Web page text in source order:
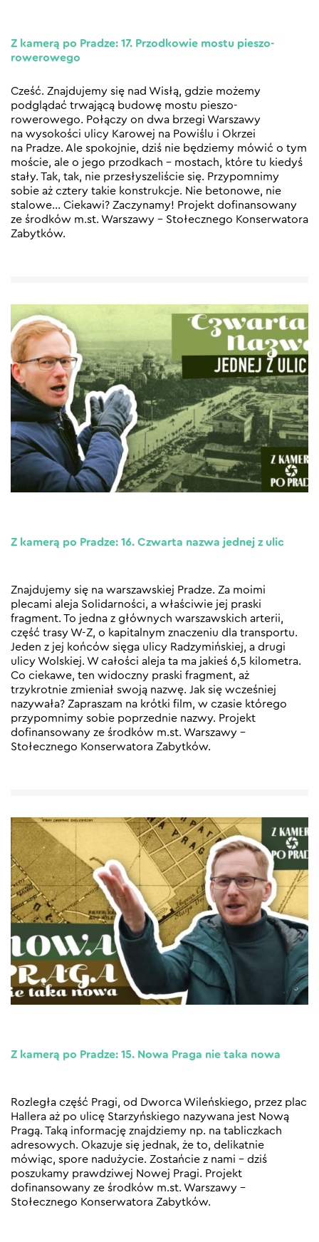
Z kamerą po Pradze: 17. Przodkowie mostu pieszo-
rowerowego
Cześć. Znajdujemy się nad Wisłą, gdzie możemy
podglądać trwającą budowę mostu pieszo-
rowerowego. Połączy on dwa brzegi Warszawy
na wysokości ulicy Karowej na Powiślu i Okrzei
na Pradze. Ale spokojnie, dziś nie będziemy mówić o tym
moście, ale o jego przodkach – mostach, które tu kiedyś
stały. Tak, tak, nie przesłyszeliście się. Przypomnimy
sobie aż cztery takie konstrukcje. Nie betonowe, nie
stalowe… Ciekawi? Zaczynamy! Projekt dofinansowany
ze środków m.st. Warszawy – Stołecznego Konserwatora
Zabytków.
Z kamerą po Pradze: 16. Czwarta nazwa jednej z ulic
Znajdujemy się na warszawskiej Pradze. Za moimi
plecami aleja Solidarności, a właściwie jej praski
fragment. To jedna z głównych warszawskich arterii,
część trasy W-Z, o kapitalnym znaczeniu dla transportu.
Jeden z jej końców sięga ulicy Radzymińskiej, a drugi
ulicy Wolskiej. W całości aleja ta ma jakieś 6,5 kilometra.
Co ciekawe, ten widoczny praski fragment, aż
trzykrotnie zmieniał swoją nazwę. Jak się wcześniej
nazywała? Zapraszam na krótki film, w czasie którego
przypomnimy sobie poprzednie nazwy. Projekt
dofinansowany ze środków m.st. Warszawy –
Stołecznego Konserwatora Zabytków.
Z kamerą po Pradze: 15. Nowa Praga nie taka nowa
Rozległa część Pragi, od Dworca Wileńskiego, przez plac
Hallera aż po ulicę Starzyńskiego nazywana jest Nową
Pragą. Taką informację znajdziemy np. na tabliczkach
adresowych. Okazuje się jednak, że to, delikatnie
mówiąc, spore nadużycie. Zostańcie z nami – dziś
poszukamy prawdziwej Nowej Pragi. Projekt
dofinansowany ze środków m.st. Warszawy –
Stołecznego Konserwatora Zabytków.